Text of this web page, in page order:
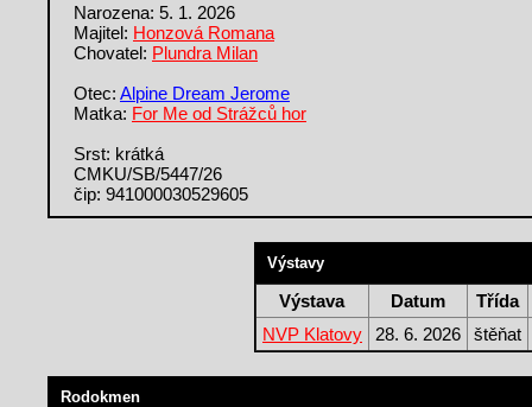
Narozena: 5. 1. 2026
Majitel: Honzová Romana
Chovatel: Plundra Milan
Otec: Alpine Dream Jerome
Matka: For Me od Strážců hor
Srst: krátká
CMKU/SB/5447/26
čip: 941000030529605
Výstavy
Výstava Datum
Třída
NVP Klatovy
28. 6. 2026 štěňat
Rodokmen